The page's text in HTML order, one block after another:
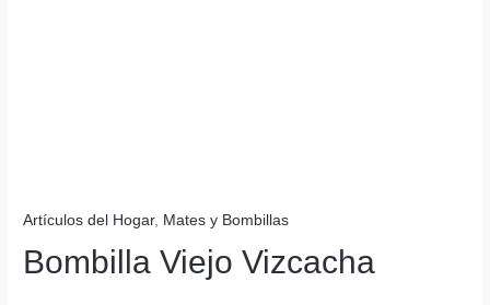
Artículos del Hogar, Mates y Bombillas
Bombilla Viejo Vizcacha